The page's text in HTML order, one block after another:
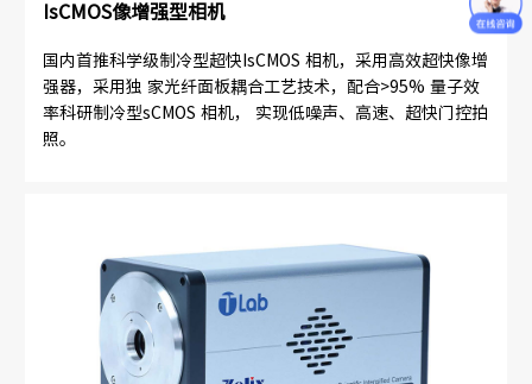
IsCMOS像增强型相机
国内首推科学级制冷型超快IsCMOS 相机，采用高效超快像增
强器，采用独 家光纤面板耦合工艺技术，配合>95% 量子效
率科研制冷型sCMOS 相机， 实现低噪声、高速、超快门控拍
照。